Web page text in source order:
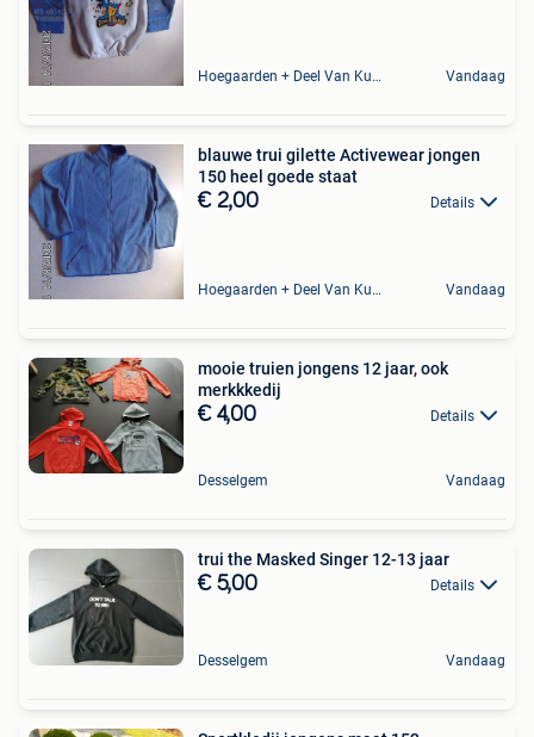
Hoegaarden + Deel Van Kumtich + Deel Van Tienen Vandaag
blauwe trui gilette Activewear jongen
150 heel goede staat
€ 2,00 Details
Hoegaarden + Deel Van Kumtich + Deel Van Tienen Vandaag
mooie truien jongens 12 jaar, ook
merkkkedij
€ 4,00 Details
Desselgem Vandaag
trui the Masked Singer 12-13 jaar
€ 5,00 Details
Desselgem Vandaag